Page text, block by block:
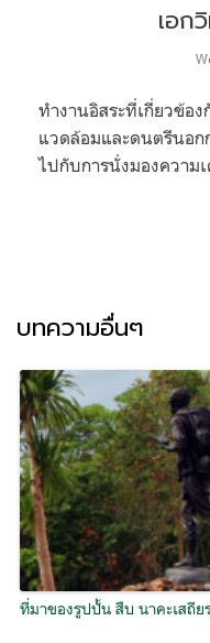
เอก
ทำงานอิสระที่เกี่ยวข้
แวดล้อมและดนตรีนอ
ไปกับการนั่งมองความ
บทความอื่นๆ
ที่มาของรูปปั้น สืบ นาคะเสถีย